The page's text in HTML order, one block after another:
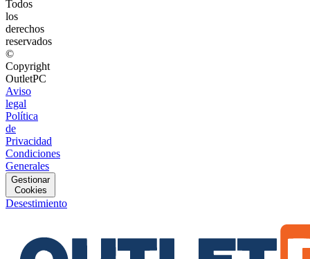
Todos
los
derechos
reservados
©
Copyright
OutletPC
Aviso
legal
Política
de
Privacidad
Condiciones
Generales
Gestionar
Cookies
Desestimiento